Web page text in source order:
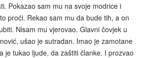
Pokazao sam mu na svoje modrice i
proći. Rekao sam mu da bude tih, a on
Nisam mu vjerovao. Glavni čovjek u
ušao je sutradan. Imao je zamotane
je tukao ljude, da zaštiti članke. I prozvao